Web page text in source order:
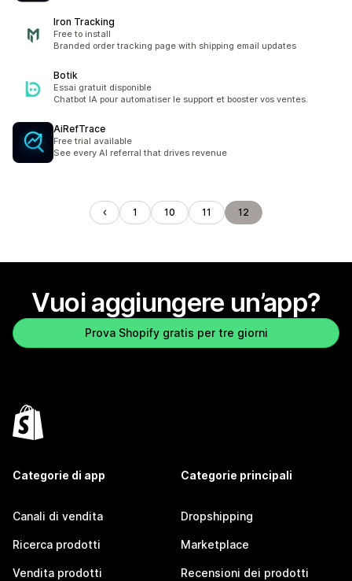
Iron Tracking
Free to install
Branded order tracking page with shipping email updates
Botik
Essai gratuit disponible
Chatbot IA pour automatiser le support et booster vos ventes.
AiRefTrace
Free trial available
See every AI referral that drives revenue
1 10 11 12
Vuoi aggiungere un’app?
Prova Shopify gratis per tre giorni
Categorie di app
Canali di vendita
Ricerca prodotti
Vendita prodotti
Categorie principali
Dropshipping
Marketplace
Recensioni dei prodotti